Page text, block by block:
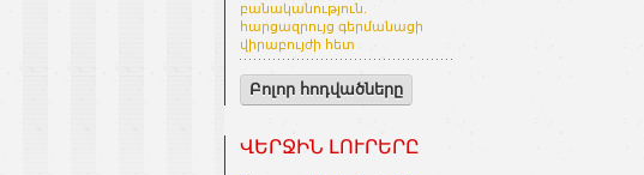
բանականություն.
հարցազրույց գերմանացի
վիրաբույժի հետ
Բոլոր հոդվածները
ՎԵՐՋԻՆ ԼՈՒՐԵՐԸ